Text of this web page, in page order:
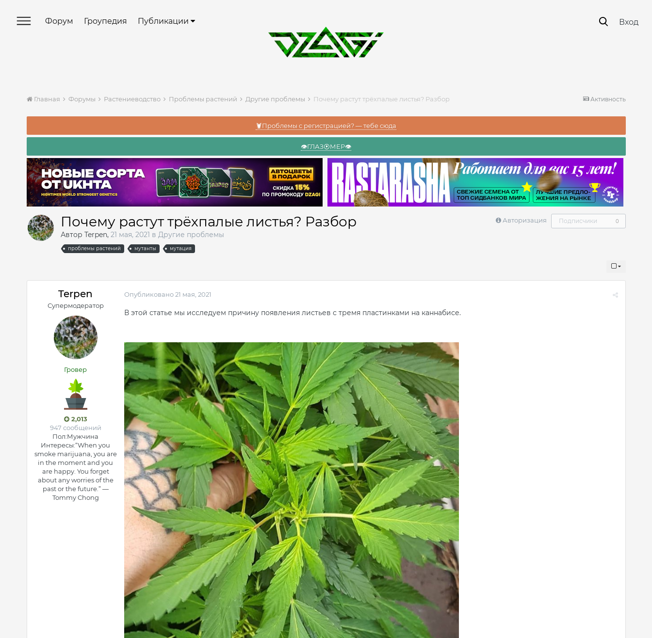
Форум Гроупедия Публикации Вход
Активность
Главная Форумы Растениеводство Проблемы растений Другие проблемы Почему растут трёхпалые листья? Разбор
🦞Проблемы с регистрацией? — тебе сюда
👁️ГЛАЗ⦿МЕР👁️
Авторизация Подписчики 0
Почему растут трёхпалые листья? Разбор
Автор Terpen, 21 мая, 2021 в Другие проблемы
проблемы растений мутанты мутация
Terpen
Супермодератор
Гровер
2,013
947 сообщений
Пол:Мужчина
Интересы:“When you
smoke marijuana, you are
in the moment and you
are happy. You forget
about any worries of the
past or the future.” —
Tommy Chong
Опубликовано21 мая, 2021
В этой статье мы исследуем причину появления листьев с тремя пластинками на каннабисе.